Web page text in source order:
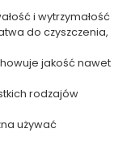
i wytrzymałość
do czyszczenia,
jakość nawet
rodzajów
używać